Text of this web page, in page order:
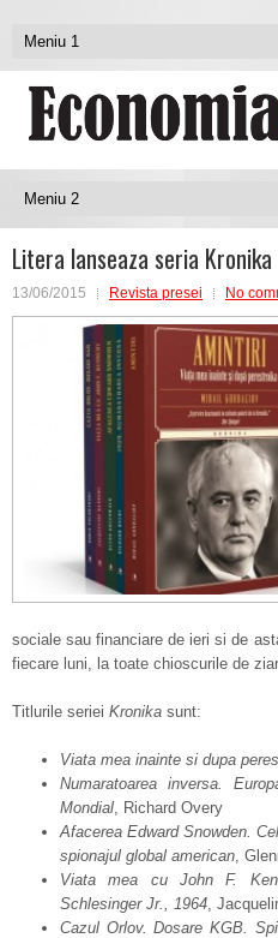
Litera lanseaza seria Kronika
13/06/2015 Revista presei No
sociale sau financiare de ieri si de
fiecare luni, la toate chioscurile de
Titlurile seriei Kronika sunt:
Viata mea inainte si dupa
Numaratoarea inversa.
Mondial, Richard Overy
Afacerea Edward Snowden.
spionajul global american,
Viata mea cu John F.
Schlesinger Jr., 1964,
Cazul Orlov. Dosare KGB.